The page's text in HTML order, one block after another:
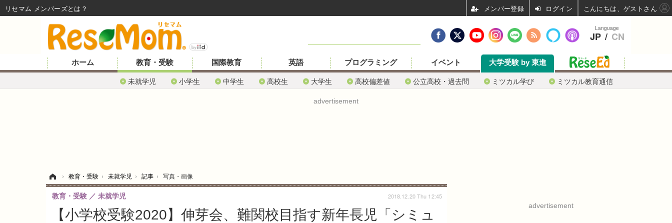
ホーム 教育・受験
未就学児 小学生 中学生 高校生 大学生 高校偏差値 公立高校・過去問 ミツカル学び ミツカル教育通信
国際教育 英語 プログラミング イベント 大学受験 by 東進
advertisement
› 教育・受験 › 未就学児 › 記事 › 写真・画像
【小学校受験2020】伸芽会、難関校目指す新年長児「シミュ
教育・受験 未就学児 2018.12.20 Thu 12:45
advertisement
Language
JP / CN
リセマム メンバーズ ログイン こんにちは、ゲストさん